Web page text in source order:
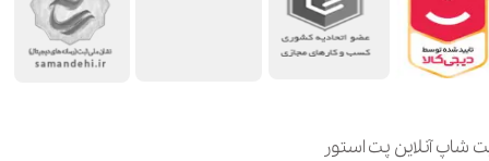
منابع :
dogsgo.co.uk
شاپ آنلاین پت استور